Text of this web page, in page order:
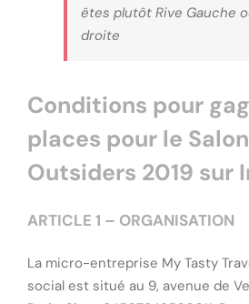
êtes plutôt Rive Gauche
droite
Conditions pour
places pour le
Outsiders 2019 sur
ARTICLE 1 – ORGANISATION
La micro-entreprise My Tasty
social est situé au 9, avenue de